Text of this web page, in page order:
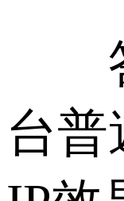
答
台